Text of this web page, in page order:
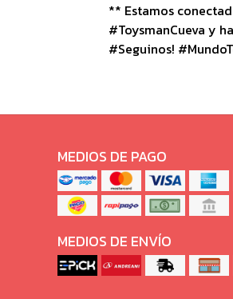
** Estamos
#ToysmanCueva y
#Seguinos!
MEDIOS DE PAGO
MEDIOS DE ENVÍO